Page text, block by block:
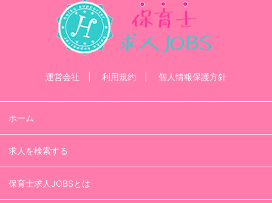
運営会社 利用規約 個人情報保護方針
ホーム
求人を検索する
保育士求人JOBSとは